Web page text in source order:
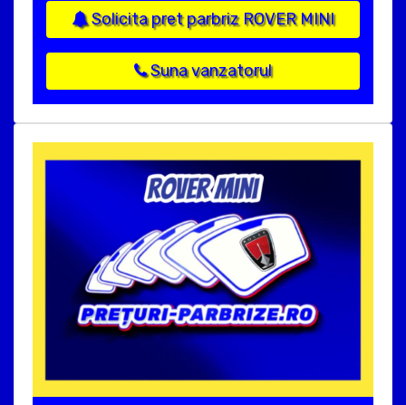
Solicita pret parbriz ROVER MINI
Suna vanzatorul